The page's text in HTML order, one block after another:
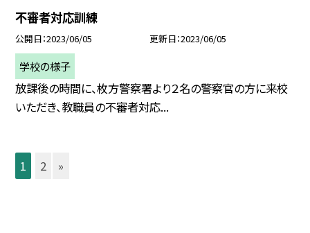
不審者対応訓練
公開日 2023/06/05 更新日 2023/06/05
学校の様子
放課後の時間に、枚方警察署より２名の警察官の方に来校
いただき、教職員の不審者対応...
1 2 »